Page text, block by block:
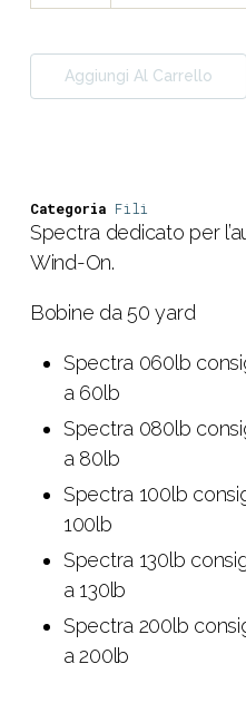
Aggiungi Al Carrello
Categoria Fili
Spectra dedicato per
Wind-On.
Bobine da 50 yard
Spectra 060lb
a 60lb
Spectra 080lb
a 80lb
Spectra 100lb
100lb
Spectra 130lb
a 130lb
Spectra 200lb
a 200lb